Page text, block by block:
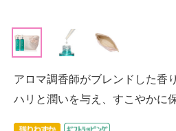
アロマ調香師がブレンドした香
ハリと潤いを与え、すこやかに